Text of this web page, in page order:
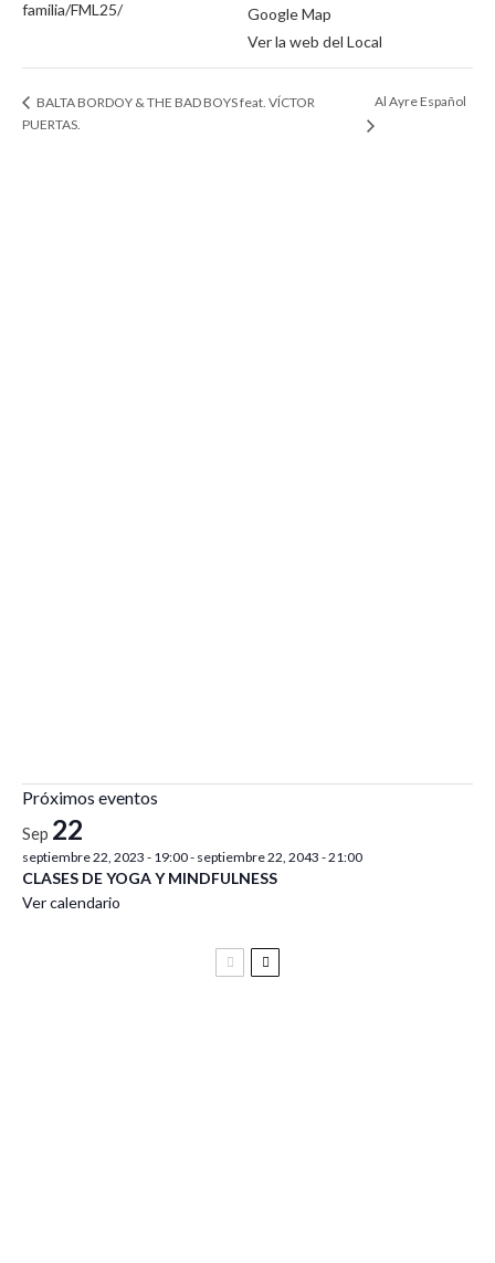
Google Map
Ver la web del Local
familia/FML25/
BALTA BORDOY & THE BAD BOYS feat. VÍCTOR
PUERTAS.
Al Ayre Español
Próximos eventos
Sep 22
septiembre 22, 2023 - 19:00- septiembre 22, 2043 - 21:00
CLASES DE YOGA Y MINDFULNESS
Ver calendario